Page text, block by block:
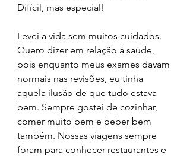
Difícil, mas especial!
Levei a vida sem muitos cuidados.
Quero dizer em relação à saúde,
pois enquanto meus exames davam
normais nas revisões, eu tinha
aquela ilusão de que tudo estava
bem. Sempre gostei de cozinhar,
comer muito bem e beber bem
também. Nossas viagens sempre
foram para conhecer restaurantes e